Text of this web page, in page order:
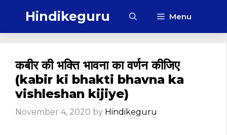
Hindikeguru Menu
कबीर की भक्ति भावना का वर्णन कीजिए
(kabir ki bhakti bhavna ka
vishleshan kijiye)
November 4, 2020 by Hindikeguru